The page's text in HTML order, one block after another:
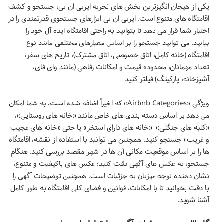
یکی از هیجان انگیزترین بخش های تجربه ایربی ان بی، جستجو و کشف
اقامتگاه های متنوع است. ایربی ان بی ابزارهای جستجوی قدرتمندی را در
اختیار شما قرار می دهد تا بتوانید به راحتی اقامتگاه ایده آل خود را
بیابید. می توانید جستجو را بر اساس معیارهای مختلفی مانند نوع
اقامتگاه (خانه کامل، اتاق خصوصی، اتاق مشترک)، تاریخ های سفر،
تعداد مهمانان، محدوده قیمت و امکانات رفاهی (مانند وای فای،
آشپزخانه، پارکینگ) فیلتر کنید.
ویژگی «Airbnb Categories» که اخیراً اضافه شده است، به شما امکان
می دهد بر اساس دسته بندی های خاص مانند «خانه های روستایی»،
«کلبه های جنگلی»، «خانه های دارای استخر» یا حتی «خانه های عجیب
و غریب» جستجو کنید. همچنین می توانید با استفاده از نقشه، اقامتگاه
ها را بر اساس موقعیت مکانی آن ها در شهر مقصد بررسی کنید. هنگام
جستجو، به عکس های آگهی دقت کنید؛ عکس های باکیفیت و متنوع،
نشان دهنده توجه میزبان به جزئیات است. همچنین توضیحات آگهی را
با دقت بخوانید تا با امکانات، قوانین و فضای کلی اقامتگاه به طور کامل
آشنا شوید.